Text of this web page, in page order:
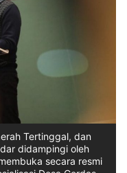
Tertinggal, dan
didampingi oleh
secara resmi